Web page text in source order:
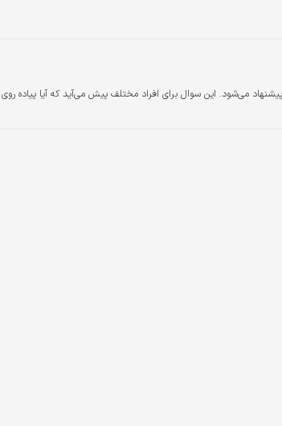
می‌شود. این سوال برای افراد مختلف پیش می‌آید که آیا پیاده روی